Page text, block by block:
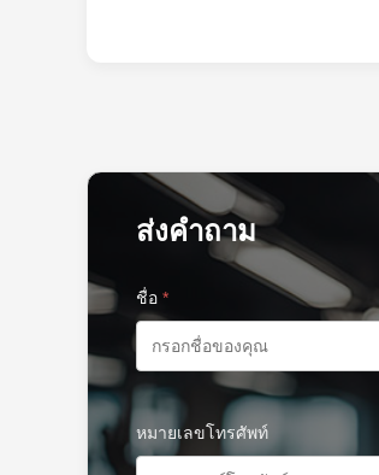
ส่งคำถาม
ชื่อ *
หมายเลขโทรศัพท์